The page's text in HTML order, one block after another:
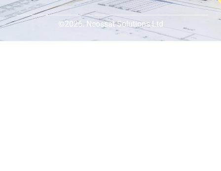
©2026. Neossat Solutions Ltd